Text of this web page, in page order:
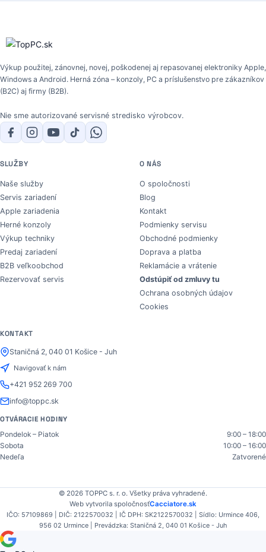
Výkup použitej, zánovnej, novej, poškodenej aj repasovanej elektroniky Apple,
Windows a Android. Herná zóna – konzoly, PC a príslušenstvo pre zákazníkov
(B2C) aj firmy (B2B).
Nie sme autorizované servisné stredisko výrobcov.
SLUŽBY
Naše služby
Servis zariadení
Apple zariadenia
Herné konzoly
Výkup techniky
Predaj zariadení
B2B veľkoobchod
Rezervovať servis
O NÁS
O spoločnosti
Blog
Kontakt
Podmienky servisu
Obchodné podmienky
Doprava a platba
Reklamácie a vrátenie
Odstúpiť od zmluvy tu
Ochrana osobných údajov
Cookies
KONTAKT
Staničná 2, 040 01 Košice - Juh
Navigovať k nám
+421 952 269 700
info@toppc.sk
OTVÁRACIE HODINY
Pondelok – Piatok
9:00 – 18:00
Sobota
10:00 – 16:00
Nedeľa
Zatvorené
© 2026 TOPPC s. r. o. Všetky práva vyhradené.
Web vytvorila spoločnosťCacciatore.sk
IČO: 57109869 | DIČ: 2122570032 | IČ DPH: SK2122570032 | Sídlo: Urmince 406,
956 02 Urmince | Prevádzka: Staničná 2, 040 01 Košice - Juh